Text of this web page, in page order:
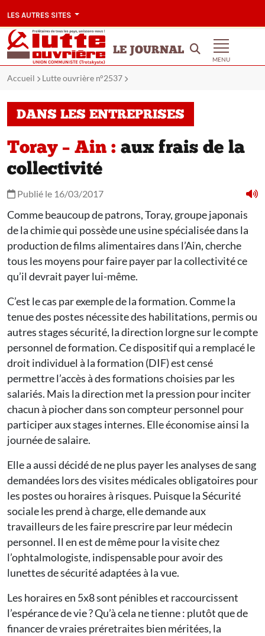
LES AUTRES SITES
LE JOURNAL
MENU
Accueil Lutte ouvrière n°2537
DANS LES ENTREPRISES
Toray – Ain : aux frais de la
collectivité
Publié le 16/03/2017
Comme beaucoup de patrons, Toray, groupe japonais
de la chimie qui possède une usine spécialisée dans la
production de films alimentaires dans l’Ain, cherche
tous les moyens pour faire payer par la collectivité ce
qu’il devrait payer lui-même.
C’est le cas par exemple de la formation. Comme la
tenue des postes nécessite des habilitations, permis ou
autres stages sécurité, la direction lorgne sur le compte
personnel de formation. Ce dispositif qui a remplacé le
droit individuel à la formation (DIF) est censé
permettre l’accès à des formations choisies par les
salariés. Mais la direction met la pression pour inciter
chacun à piocher dans son compteur personnel pour
participer aux stages internes. Elle économise ainsi la
journée de salaire.
Elle a aussi décidé de ne plus payer les analyses de sang
demandées lors des visites médicales obligatoires pour
les postes ou horaires à risques. Puisque la Sécurité
sociale les prend à charge, elle demande aux
travailleurs de les faire prescrire par leur médecin
personnel. Il en est de même pour la visite chez
l’ophtalmologiste, indispensable pour avoir des
lunettes de sécurité adaptées à la vue.
Les horaires en 5x8 sont pénibles et raccourcissent
l’espérance de vie ? Qu’à cela ne tienne : plutôt que de
financer de vraies préretraites bien méritées, la